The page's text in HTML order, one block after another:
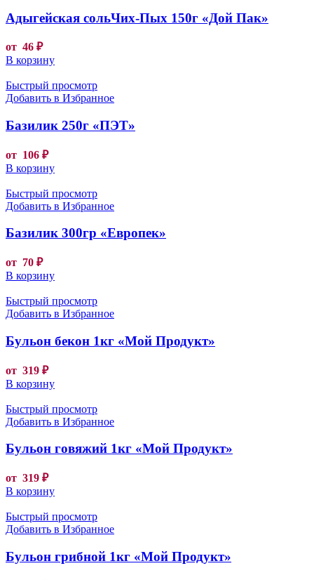
Адыгейская сольЧих-Пых 150г «Дой Пак»
от 46 ₽
В корзину
Быстрый просмотр
Добавить в Избранное
Базилик 250г «ПЭТ»
от 106 ₽
В корзину
Быстрый просмотр
Добавить в Избранное
Базилик 300гр «Европек»
от 70 ₽
В корзину
Быстрый просмотр
Добавить в Избранное
Бульон бекон 1кг «Мой Продукт»
от 319 ₽
В корзину
Быстрый просмотр
Добавить в Избранное
Бульон говяжий 1кг «Мой Продукт»
от 319 ₽
В корзину
Быстрый просмотр
Добавить в Избранное
Бульон грибной 1кг «Мой Продукт»